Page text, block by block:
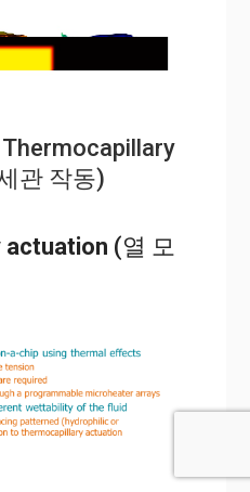
관 작동)
actuation (열 모